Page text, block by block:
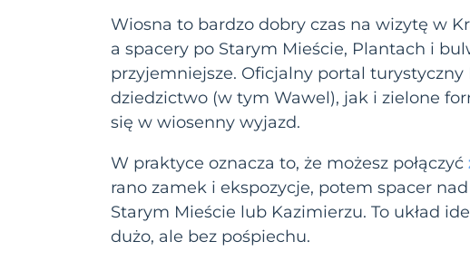
Wiosna to bardzo dobry czas na wizytę w
a spacery po Starym Mieście, Plantach i
przyjemniejsze. Oficjalny portal
dziedzictwo (w tym Wawel), jak i zielone
się w wiosenny wyjazd.
W praktyce oznacza to, że możesz połączyć
rano zamek i ekspozycje, potem spacer
Starym Mieście lub Kazimierzu. To układ
dużo, ale bez pośpiechu.